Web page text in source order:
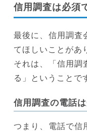
信用調査は必須
最後に、信用調査
てほしいことがあ
それは、「信用調
る」ということで
信用調査の電話
つまり、電話で信